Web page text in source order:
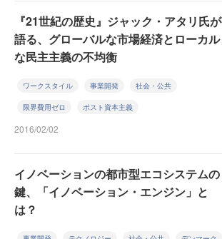
『21世紀の歴史』ジャック・アタリ氏が
語る、グローバルな市場経済とローカル
な民主主義の不均衡
ワークスタイル 事業開発 社会・公共
限界費用ゼロ ポスト資本主義
2016/02/02
イノベーションの都市型エコシステムの
鍵、「イノベーション・エンジン」と
は？